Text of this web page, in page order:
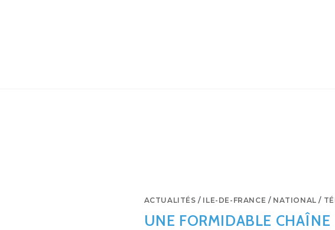
ACTUALITÉS / ILE-DE-FRANCE / NATIONAL /
UNE FORMIDABLE